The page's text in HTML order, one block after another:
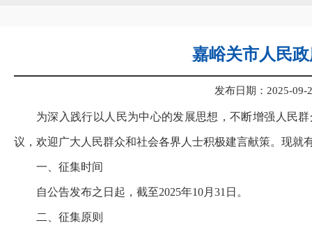
嘉峪关市人民
发布日期：2025-09-
为深入践行以人民为中心的发展思想，不断增强人民
议，欢迎广大人民群众和社会各界人士积极建言献策。现就
一、征集时间
自公告发布之日起，截至2025年10月31日。
二、征集原则